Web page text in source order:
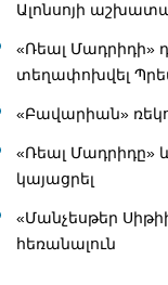
Ալոնսոյի
«Ռեալ Մադրիդի»
տեղափոխվել
«Բավարիան»
«Ռեալ Մադրիդը»
կայացրել
«Մանչեսթեր
հեռանալուն